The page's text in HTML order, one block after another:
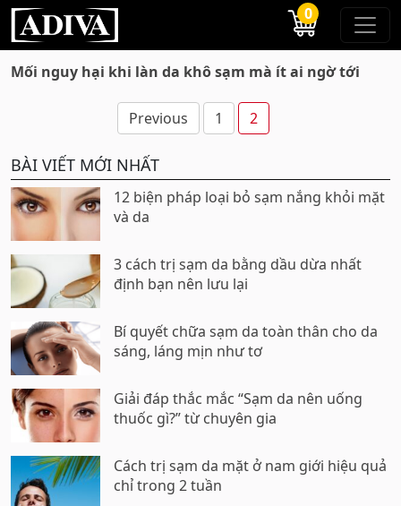
0
Mối nguy hại khi làn da khô sạm mà ít ai ngờ tới
bài
viết
Previous 1 2
BÀI VIẾT MỚI NHẤT
12 biện pháp loại bỏ sạm nắng khỏi mặt
và da
3 cách trị sạm da bằng dầu dừa nhất
định bạn nên lưu lại
Bí quyết chữa sạm da toàn thân cho da
sáng, láng mịn như tơ
Giải đáp thắc mắc “Sạm da nên uống
thuốc gì?” từ chuyên gia
Cách trị sạm da mặt ở nam giới hiệu quả
chỉ trong 2 tuần